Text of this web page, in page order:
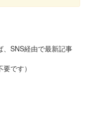
国御城印サミット
印 龍虎獅子争奪 武田
貨にて販売。
SNS経由で最新記事
です）